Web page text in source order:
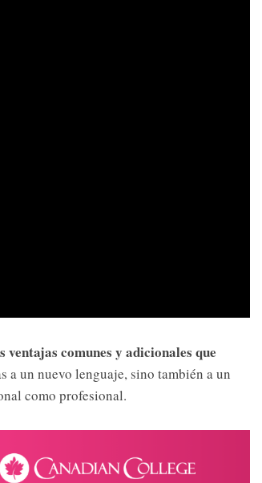
ventajas comunes y adicionales que
a un nuevo lenguaje, sino también a un
como profesional.